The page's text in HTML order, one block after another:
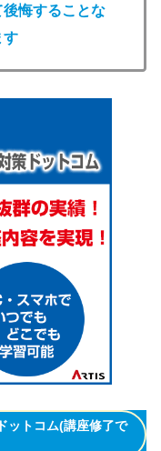
悔することな
す
ットコム(講座修了で